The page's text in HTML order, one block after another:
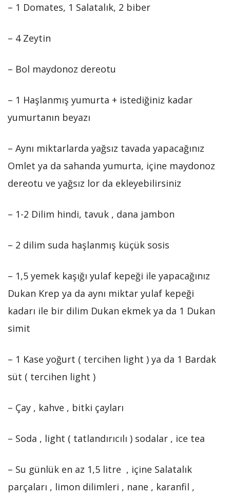
– 1 Domates, 1 Salatalık, 2 biber
– 4 Zeytin
– Bol maydonoz dereotu
– 1 Haşlanmış yumurta + istediğiniz kadar
yumurtanın beyazı
– Aynı miktarlarda yağsız tavada yapacağınız
Omlet ya da sahanda yumurta, içine maydonoz
dereotu ve yağsız lor da ekleyebilirsiniz
– 1-2 Dilim hindi, tavuk , dana jambon
– 2 dilim suda haşlanmış küçük sosis
– 1,5 yemek kaşığı yulaf kepeği ile yapacağınız
Dukan Krep ya da aynı miktar yulaf kepeği
kadarı ile bir dilim Dukan ekmek ya da 1 Dukan
simit
– 1 Kase yoğurt ( tercihen light ) ya da 1 Bardak
süt ( tercihen light )
– Çay , kahve , bitki çayları
– Soda , light ( tatlandırıcılı ) sodalar , ice tea
– Su günlük en az 1,5 litre , içine Salatalık
parçaları , limon dilimleri , nane , karanfil ,